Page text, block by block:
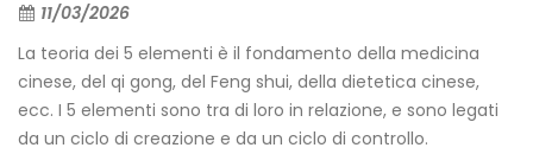
11/03/2026
La teoria dei 5 elementi è il fondamento della medicina
cinese, del qi gong, del Feng shui, della dietetica cinese,
ecc. I 5 elementi sono tra di loro in relazione, e sono legati
da un ciclo di creazione e da un ciclo di controllo.